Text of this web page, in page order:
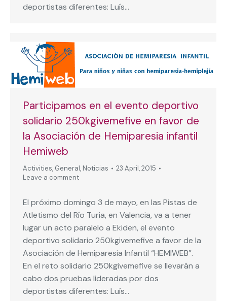
deportistas diferentes: Luís…
Participamos en el evento deportivo
solidario 250kgivemefive en favor de
la Asociación de Hemiparesia infantil
Hemiweb
Activities, General, Noticias
23 April, 2015
Leave a comment
El próximo domingo 3 de mayo, en las Pistas de
Atletismo del Río Turia, en Valencia, va a tener
lugar un acto paralelo a Ekiden, el evento
deportivo solidario 250kgivemefive a favor de la
Asociación de Hemiparesia Infantil “HEMIWEB”.
En el reto solidario 250kgivemefive se llevarán a
cabo dos pruebas lideradas por dos
deportistas diferentes: Luís…